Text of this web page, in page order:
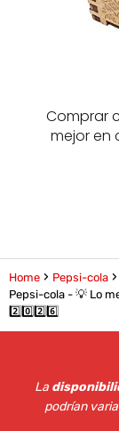
Comprar
mejor en
Home Pepsi-cola
Pepsi-cola - 💡 Lo
2️⃣0️⃣2️⃣6️⃣
La
podrían